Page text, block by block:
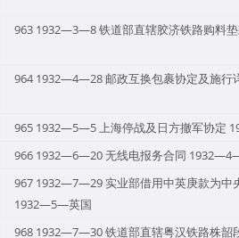
963 1932—3—8 铁道部直辖胶济铁路购料
964 1932—4—28 邮政互换包裹协定及施
965 1932—5—5 上海停战及日方撤军协定
966 1932—6—20 无线电报务合同
967 1932—7—29 实业部借用中英庚款为中
1932—5—英国
968 1932—7—30 铁道部直辖粤汉铁路株韶